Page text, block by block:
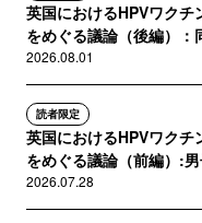
英国におけるHPVワクチ
をめぐる議論（後編）：
2026.08.01
読者限定
英国におけるHPVワクチ
をめぐる議論（前編）:
2026.07.28